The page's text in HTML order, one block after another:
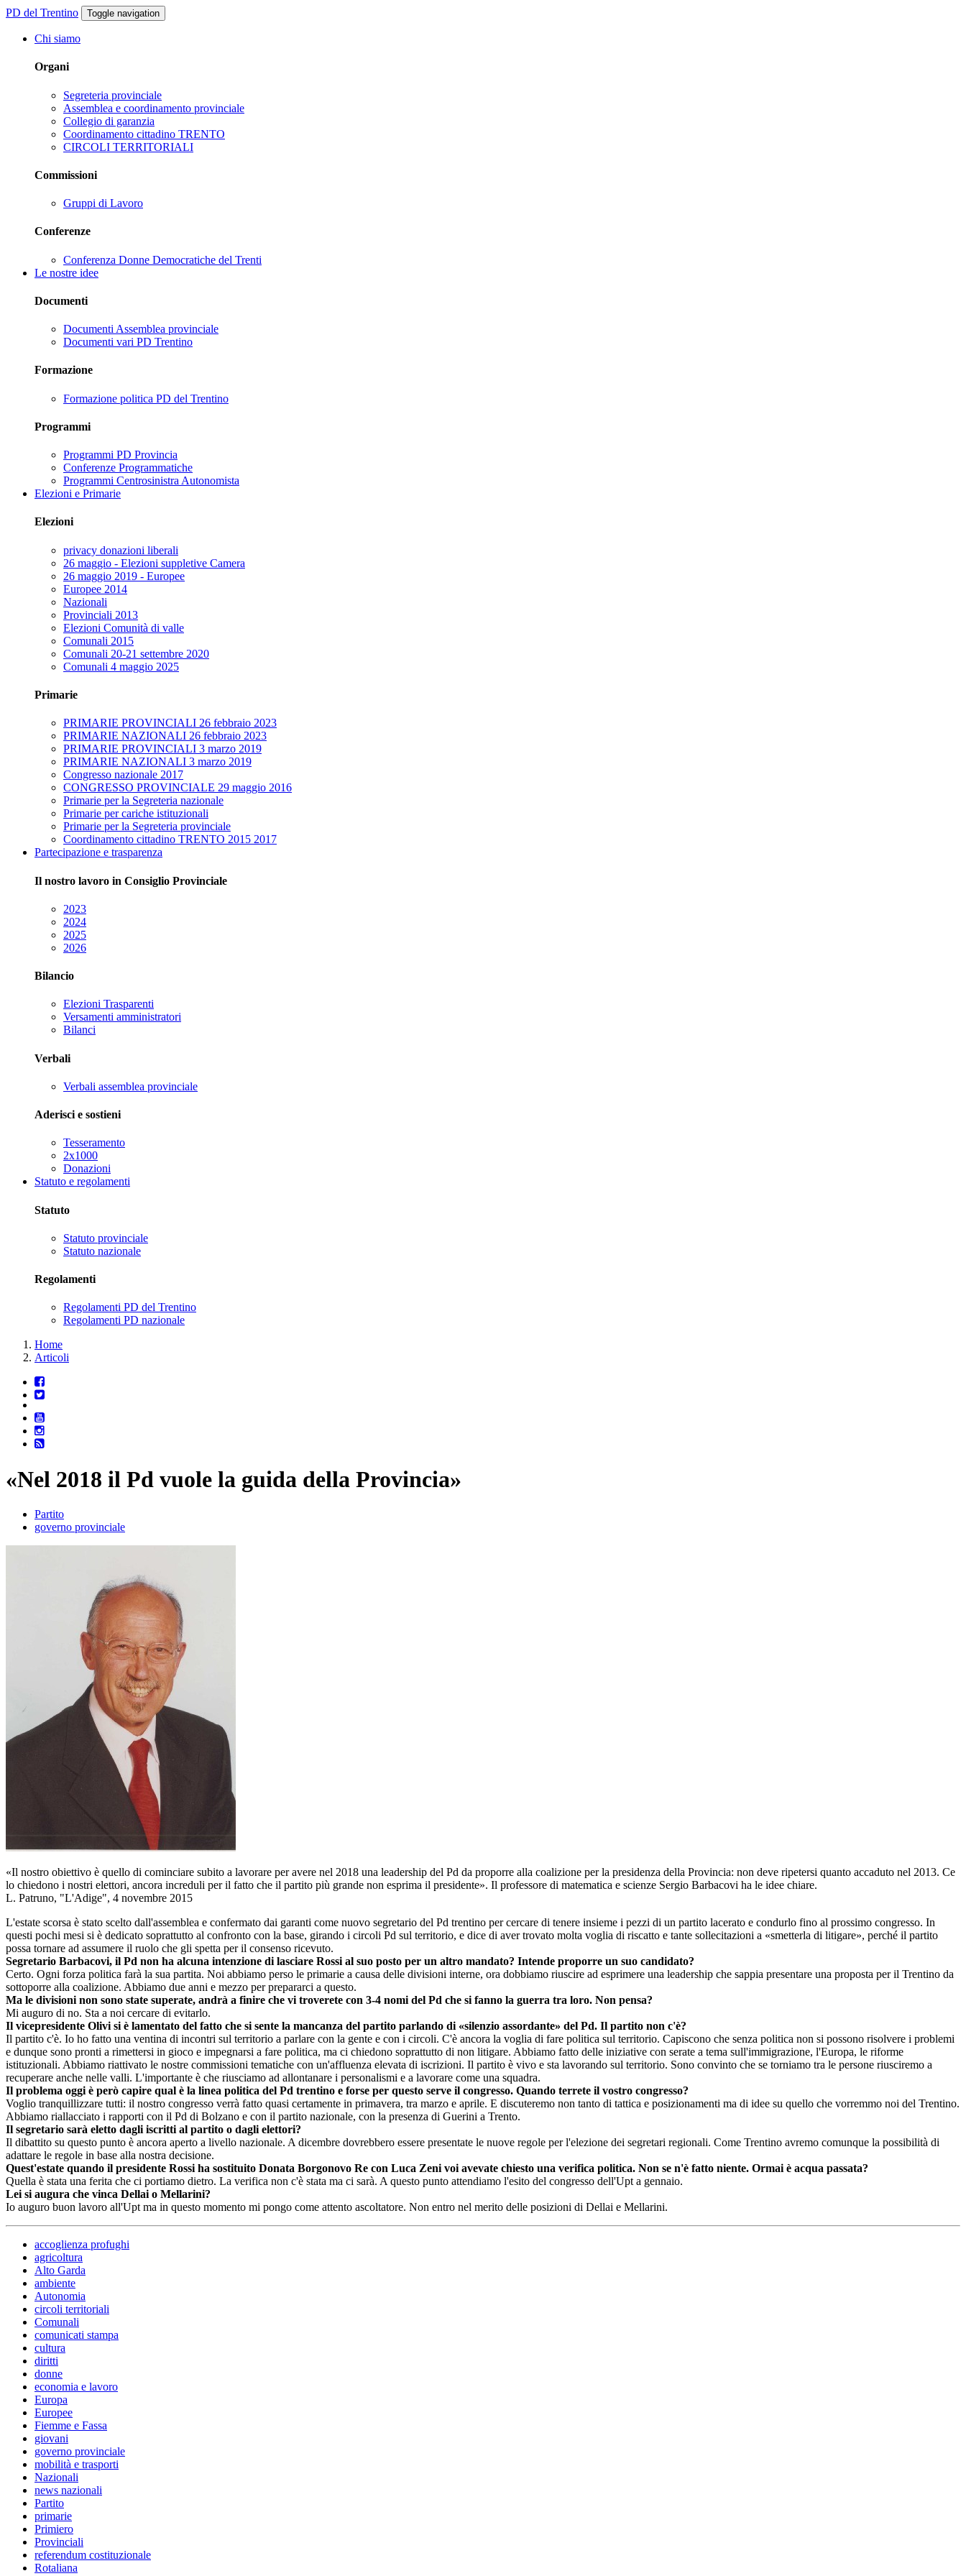
PD del Trentino Toggle navigation
Chi siamo
Organi
Segreteria provinciale
Assemblea e coordinamento provinciale
Collegio di garanzia
Coordinamento cittadino TRENTO
CIRCOLI TERRITORIALI
Commissioni
Gruppi di Lavoro
Conferenze
Conferenza Donne Democratiche del Trenti
Le nostre idee
Documenti
Documenti Assemblea provinciale
Documenti vari PD Trentino
Formazione
Formazione politica PD del Trentino
Programmi
Programmi PD Provincia
Conferenze Programmatiche
Programmi Centrosinistra Autonomista
Elezioni e Primarie
Elezioni
privacy donazioni liberali
26 maggio - Elezioni suppletive Camera
26 maggio 2019 - Europee
Europee 2014
Nazionali
Provinciali 2013
Elezioni Comunità di valle
Comunali 2015
Comunali 20-21 settembre 2020
Comunali 4 maggio 2025
Primarie
PRIMARIE PROVINCIALI 26 febbraio 2023
PRIMARIE NAZIONALI 26 febbraio 2023
PRIMARIE PROVINCIALI 3 marzo 2019
PRIMARIE NAZIONALI 3 marzo 2019
Congresso nazionale 2017
CONGRESSO PROVINCIALE 29 maggio 2016
Primarie per la Segreteria nazionale
Primarie per cariche istituzionali
Primarie per la Segreteria provinciale
Coordinamento cittadino TRENTO 2015 2017
Partecipazione e trasparenza
Il nostro lavoro in Consiglio Provinciale
2023
2024
2025
2026
Bilancio
Elezioni Trasparenti
Versamenti amministratori
Bilanci
Verbali
Verbali assemblea provinciale
Aderisci e sostieni
Tesseramento
2x1000
Donazioni
Statuto e regolamenti
Statuto
Statuto provinciale
Statuto nazionale
Regolamenti
Regolamenti PD del Trentino
Regolamenti PD nazionale
Home
Articoli
«Nel 2018 il Pd vuole la guida della Provincia»
Partito
governo provinciale
«Il nostro obiettivo è quello di cominciare subito a lavorare per avere nel 2018 una leadership del Pd da proporre alla coalizione per la presidenza della Provincia: non deve ripetersi quanto accaduto nel 2013. Ce
lo chiedono i nostri elettori, ancora increduli per il fatto che il partito più grande non esprima il presidente». Il professore di matematica e scienze Sergio Barbacovi ha le idee chiare.
L. Patruno, "L'Adige", 4 novembre 2015
L'estate scorsa è stato scelto dall'assemblea e confermato dai garanti come nuovo segretario del Pd trentino per cercare di tenere insieme i pezzi di un partito lacerato e condurlo fino al prossimo congresso. In
questi pochi mesi si è dedicato soprattutto al confronto con la base, girando i circoli Pd sul territorio, e dice di aver trovato molta voglia di riscatto e tante sollecitazioni a «smetterla di litigare», perché il partito
possa tornare ad assumere il ruolo che gli spetta per il consenso ricevuto.
Segretario Barbacovi, il Pd non ha alcuna intenzione di lasciare Rossi al suo posto per un altro mandato? Intende proporre un suo candidato?
Certo. Ogni forza politica farà la sua partita. Noi abbiamo perso le primarie a causa delle divisioni interne, ora dobbiamo riuscire ad esprimere una leadership che sappia presentare una proposta per il Trentino da
sottoporre alla coalizione. Abbiamo due anni e mezzo per prepararci a questo.
Ma le divisioni non sono state superate, andrà a finire che vi troverete con 3-4 nomi del Pd che si fanno la guerra tra loro. Non pensa?
Mi auguro di no. Sta a noi cercare di evitarlo.
Il vicepresidente Olivi si è lamentato del fatto che si sente la mancanza del partito parlando di «silenzio assordante» del Pd. Il partito non c'è?
Il partito c'è. Io ho fatto una ventina di incontri sul territorio a parlare con la gente e con i circoli. C'è ancora la voglia di fare politica sul territorio. Capiscono che senza politica non si possono risolvere i problemi
e dunque sono pronti a rimettersi in gioco e impegnarsi a fare politica, ma ci chiedono soprattutto di non litigare. Abbiamo fatto delle iniziative con serate a tema sull'immigrazione, l'Europa, le riforme
istituzionali. Abbiamo riattivato le nostre commissioni tematiche con un'affluenza elevata di iscrizioni. Il partito è vivo e sta lavorando sul territorio. Sono convinto che se torniamo tra le persone riusciremo a
recuperare anche nelle valli. L'importante è che riusciamo ad allontanare i personalismi e a lavorare come una squadra.
Il problema oggi è però capire qual è la linea politica del Pd trentino e forse per questo serve il congresso. Quando terrete il vostro congresso?
Voglio tranquillizzare tutti: il nostro congresso verrà fatto quasi certamente in primavera, tra marzo e aprile. E discuteremo non tanto di tattica e posizionamenti ma di idee su quello che vorremmo noi del Trentino.
Abbiamo riallacciato i rapporti con il Pd di Bolzano e con il partito nazionale, con la presenza di Guerini a Trento.
Il segretario sarà eletto dagli iscritti al partito o dagli elettori?
Il dibattito su questo punto è ancora aperto a livello nazionale. A dicembre dovrebbero essere presentate le nuove regole per l'elezione dei segretari regionali. Come Trentino avremo comunque la possibilità di
adattare le regole in base alla nostra decisione.
Quest'estate quando il presidente Rossi ha sostituito Donata Borgonovo Re con Luca Zeni voi avevate chiesto una verifica politica. Non se n'è fatto niente. Ormai è acqua passata?
Quella è stata una ferita che ci portiamo dietro. La verifica non c'è stata ma ci sarà. A questo punto attendiamo l'esito del congresso dell'Upt a gennaio.
Lei si augura che vinca Dellai o Mellarini?
Io auguro buon lavoro all'Upt ma in questo momento mi pongo come attento ascoltatore. Non entro nel merito delle posizioni di Dellai e Mellarini.
accoglienza profughi
agricoltura
Alto Garda
ambiente
Autonomia
circoli territoriali
Comunali
comunicati stampa
cultura
diritti
donne
economia e lavoro
Europa
Europee
Fiemme e Fassa
giovani
governo provinciale
mobilità e trasporti
Nazionali
news nazionali
Partito
primarie
Primiero
Provinciali
referendum costituzionale
Rotaliana